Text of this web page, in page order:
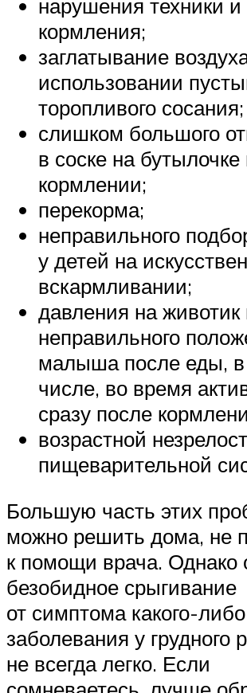
нарушения техники
кормления;
заглатывание
использовании
торопливого сосания;
слишком большого
в соске на бутылочке
кормлении;
перекорма;
неправильного
у детей на
вскармливании;
давления на животик
неправильного
малыша после еды,
числе, во время
сразу после
возрастной
пищеварительной
Большую часть этих
можно решить дома, не
к помощи врача. Однако
безобидное срыгивание
от симптома какого-либо
заболевания у грудного
не всегда легко. Если